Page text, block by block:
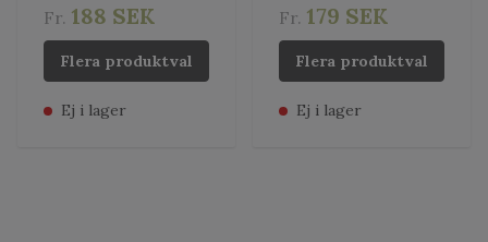
Fr. 188 SEK
Flera produktval
Ej i lager
Fr. 179 SEK
Flera produktval
Ej i lager